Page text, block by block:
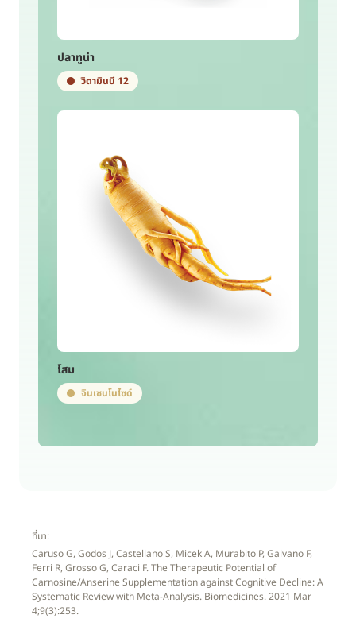
ปลาทูน่า
วิตามินบี 12
โสม
จินเซนโนไซด์
ที่มา:
Caruso G, Godos J, Castellano S, Micek A, Murabito P, Galvano F,
Ferri R, Grosso G, Caraci F. The Therapeutic Potential of
Carnosine/Anserine Supplementation against Cognitive Decline: A
Systematic Review with Meta-Analysis. Biomedicines. 2021 Mar
4;9(3):253.